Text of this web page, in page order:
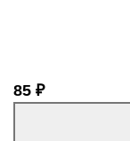
85 ₽